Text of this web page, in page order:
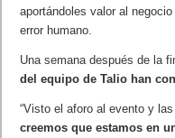
aportándoles valor al
error humano.
Una semana después de la
del equipo de Talio han
“Visto el aforo al evento y
creemos que estamos en